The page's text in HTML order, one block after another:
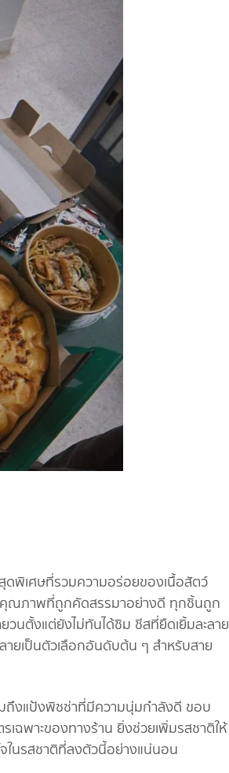
พิเศษที่รวมความอร่อยของเนื้อสัตว์
อคุณภาพที่ถูกคัดสรรมาอย่างดี ทุกชิ้นถูก
นตั้งแต่ยังไม่ทันได้ชิม ชีสที่ยืดเยิ้มละลาย
ายเป็นตัวเลือกอันดับต้น ๆ สำหรับสาย
ถึงแป้งพิซซ่าที่มีความนุ่มกำลังดี ขอบ
ฉพาะของทางร้าน ยิ่งช่วยเพิ่มรสชาติให้
ในรสชาติที่ลงตัวนี้อย่างแน่นอน